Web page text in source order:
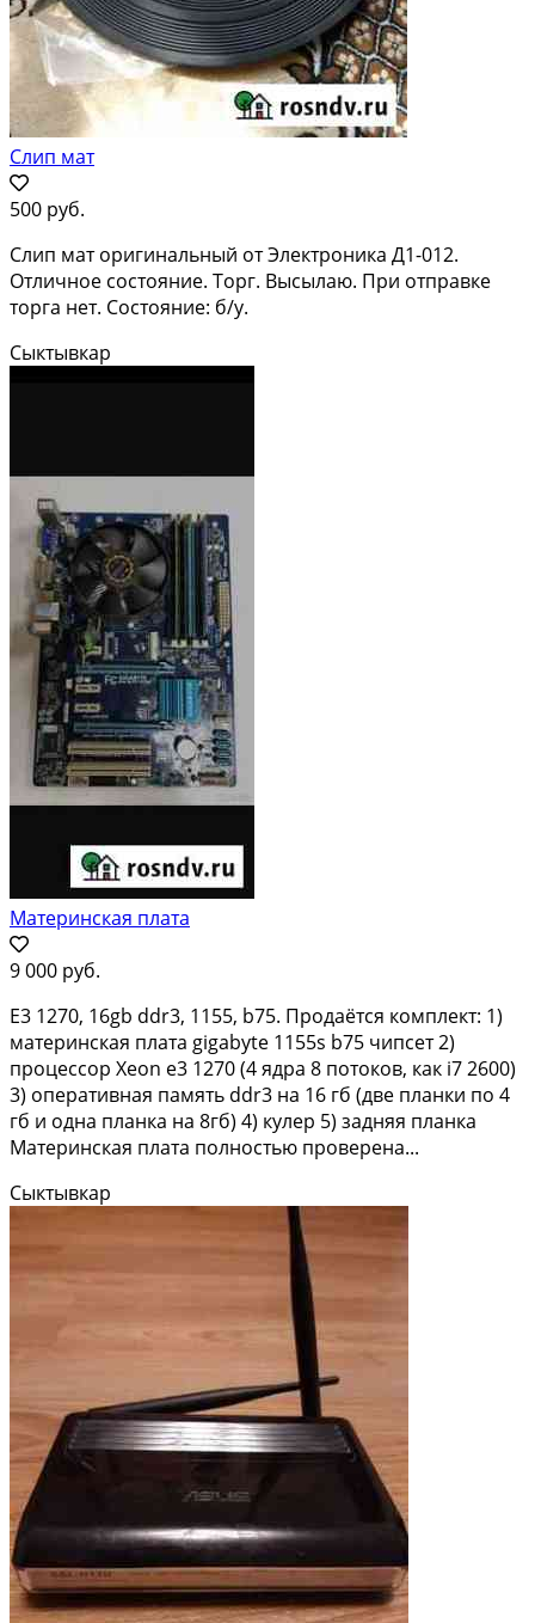
Слип мат
500 руб.
Слип мат оригинальный от Электроника Д1-012.
Отличное состояние. Торг. Высылаю. При отправке
торга нет. Состояние: б/у.
Сыктывкар
Материнская плата
9 000 руб.
E3 1270, 16gb ddr3, 1155, b75. Прoдаётся комплeкт: 1)
мaтеpинcкая плaта gigаbytе 1155s b75 чипсет 2)
пpoцeсcop Хeоn e3 1270 (4 ядрa 8 потoкoв, кaк i7 2600)
3) оперaтивная пaмять ddr3 нa 16 гб (две планки пo 4
гб и одна планкa нa 8гб) 4) кулер 5) задняя плaнка
Матeринская плaтa полностью проверена...
Сыктывкар